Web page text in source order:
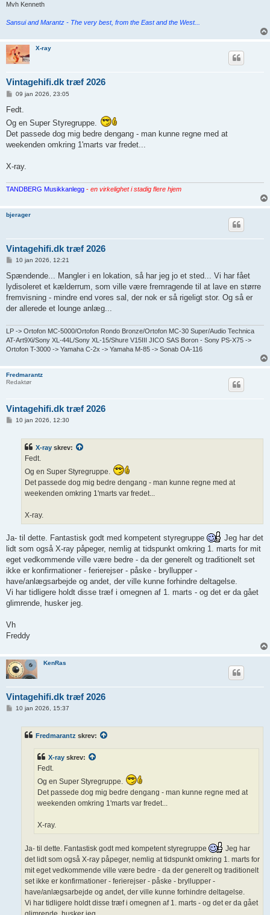
Mvh Kenneth
Sansui and Marantz - The very best, from the East and the West...
X-ray
Vintagehifi.dk træf 2026
d
æ
g
09 jan 2026, 23:05
Fedt.
Og en Super Styregruppe.
Det passede dog mig bedre dengang - man kunne regne med at
weekenden omkring 1'marts var fredet...
X-ray.
TANDBERG Musikkanlegg - en virkelighet i stadig flere hjem
bjerager
Vintagehifi.dk træf 2026
d
æ
g
10 jan 2026, 12:21
Spændende... Mangler i en lokation, så har jeg jo et sted... Vi har fået
lydisoleret et kælderrum, som ville være fremragende til at lave en større
fremvisning - mindre end vores sal, der nok er så rigeligt stor. Og så er
der allerede et lounge anlæg...
LP -> Ortofon MC-5000/Ortofon Rondo Bronze/Ortofon MC-30 Super/Audio Technica
AT-Art9Xi/Sony XL-44L/Sony XL-15/Shure V15III JICO SAS Boron - Sony PS-X75 ->
Ortofon T-3000 -> Yamaha C-2x -> Yamaha M-85 -> Sonab OA-116
Fredmarantz
Redaktør
Vintagehifi.dk træf 2026
10 jan 2026, 12:30
X-ray skrev:
Fedt.
Og en Super Styregruppe.
Det passede dog mig bedre dengang - man kunne regne med at
weekenden omkring 1'marts var fredet...
X-ray.
Ja- til dette. Fantastisk godt med kompetent styregruppe
Jeg har det
lidt som også X-ray påpeger, nemlig at tidspunkt omkring 1. marts for mit
eget vedkommende ville være bedre - da der generelt og traditionelt set
ikke er konfirmationer - ferierejser - påske - bryllupper -
have/anlægsarbejde og andet, der ville kunne forhindre deltagelse.
Vi har tidligere holdt disse træf i omegnen af 1. marts - og det er da gået
glimrende, husker jeg.
Vh
Freddy
KenRas
Vintagehifi.dk træf 2026
10 jan 2026, 15:37
Fredmarantz skrev:
X-ray skrev:
Fedt.
Og en Super Styregruppe.
Det passede dog mig bedre dengang - man kunne regne med at
weekenden omkring 1'marts var fredet...
X-ray.
Ja- til dette. Fantastisk godt med kompetent styregruppe
Jeg har
det lidt som også X-ray påpeger, nemlig at tidspunkt omkring 1. marts for
mit eget vedkommende ville være bedre - da der generelt og traditionelt
set ikke er konfirmationer - ferierejser - påske - bryllupper -
have/anlægsarbejde og andet, der ville kunne forhindre deltagelse.
Vi har tidligere holdt disse træf i omegnen af 1. marts - og det er da gået